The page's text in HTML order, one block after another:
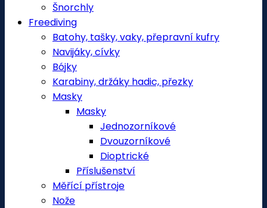
Šnorchly
Freediving
Batohy, tašky, vaky, přepravní kufry
Navijáky, cívky
Bójky
Karabiny, držáky hadic, přezky
Masky
Masky
Jednozorníkové
Dvouzorníkové
Dioptrické
Příslušenství
Měřící přístroje
Nože